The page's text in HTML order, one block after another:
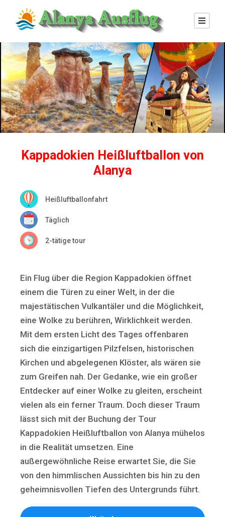
Kappadokien Heißluftballon von
Alanya
Heißluftballonfahrt
Täglich
2-tätige tour
Ein Flug über die Region Kappadokien öffnet
einem die Türen zu einer Welt, in der die
majestätischen Vulkantäler und die Möglichkeit,
eine Wolke zu berühren, Wirklichkeit werden.
Mit dem ersten Licht des Tages offenbaren
sich die einzigartigen Pilzfelsen, historischen
Kirchen und abgelegenen Klöster, als wären sie
zum Greifen nah. Der Gedanke, wie ein großer
Entdecker auf einer Wolke zu gleiten, erscheint
vielen als ein ferner Traum. Doch dieser Traum
lässt sich mit der Buchung der Tour
Kappadokien Heißluftballon von Alanya mühelos
in die Realität umsetzen. Eine
außergewöhnliche Reise erwartet Sie, die Sie
von den himmlischen Aussichten bis hin zu den
geheimnisvollen Tiefen des Untergrunds führt.